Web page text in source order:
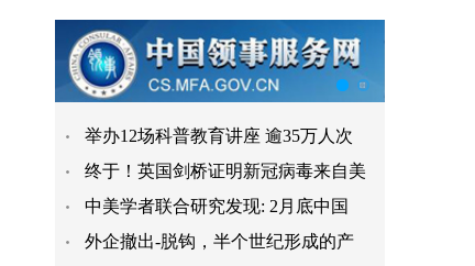
举办12场科普教育讲座 逾35万人次
终于！英国剑桥证明新冠病毒来自美
中美学者联合研究发现: 2月底中国
外企撤出-脱钩，半个世纪形成的产